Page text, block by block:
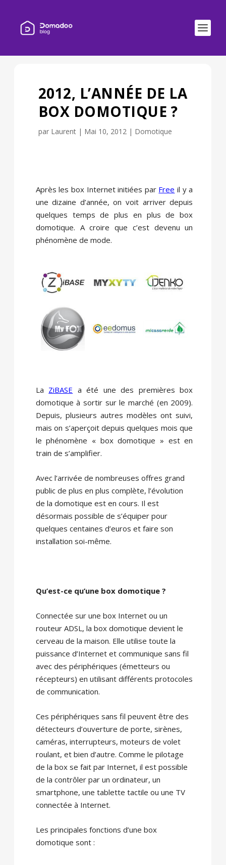
2012, L’ANNÉE DE LA
BOX DOMOTIQUE ?
par Laurent| Mai 10, 2012| Domotique
Après les box Internet initiées par Free il y a
une dizaine d’année, on voit arriver depuis
quelques temps de plus en plus de box
domotique. A croire que c’est devenu un
phénomène de mode.
La ZiBASE a été une des premières box
domotique à sortir sur le marché (en 2009).
Depuis, plusieurs autres modèles ont suivi,
mais on s’aperçoit depuis quelques mois que
le phénomène « box domotique » est en
train de s’amplifier.
Avec l’arrivée de nombreuses offres grand
public de plus en plus complète, l’évolution
de la domotique est en cours. Il est
désormais possible de s’équiper pour
quelques centaines d’euros et faire son
installation soi-même.
Qu’est-ce qu’une box domotique ?
Connectée sur une box Internet ou un
routeur ADSL, la box domotique devient le
cerveau de la maison. Elle utilise toute la
puissance d’Internet et communique sans fil
avec des périphériques (émetteurs ou
récepteurs) en utilisant différents protocoles
de communication.
Ces périphériques sans fil peuvent être des
détecteurs d’ouverture de porte, sirènes,
caméras, interrupteurs, moteurs de volet
roulant, et bien d’autre. Comme le pilotage
de la box se fait par Internet, il est possible
de la contrôler par un ordinateur, un
smartphone, une tablette tactile ou une TV
connectée à Internet.
Les principales fonctions d’une box
domotique sont :